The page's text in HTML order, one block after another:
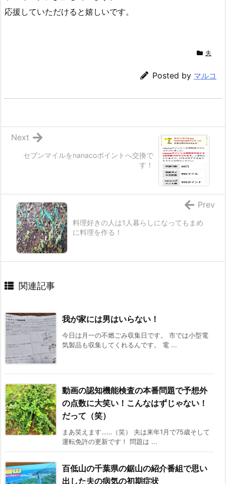
応援していただけると嬉しいです。
夫
Posted by マルコ
セブンマイルをnanacoポイントへ交換で
す！
Next
料理好きの人は1人暮らしになってもまめ
に料理を作る！
Prev
関連記事
我が家には男はいらない！
今日は月一の不燃ごみ収集日です。 市では小型電
気製品も収集してくれるんです。 電 ...
動画の認知機能検査の本番問題で予想外
の点数に大笑い！こんなはずじゃない！
だって（笑）
まあ笑えます‥‥‥（笑） 夫は来年1月で75歳そして
運転免許の更新です！ 問題は ...
百低山の千葉県の鋸山の紹介番組で思い
出した夫の病気の初期症状